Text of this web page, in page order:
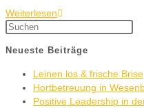
Weiterlesen
Neueste Beiträge
Leinen los & frische Brise
Hortbetreuung in
Positive Leadership in